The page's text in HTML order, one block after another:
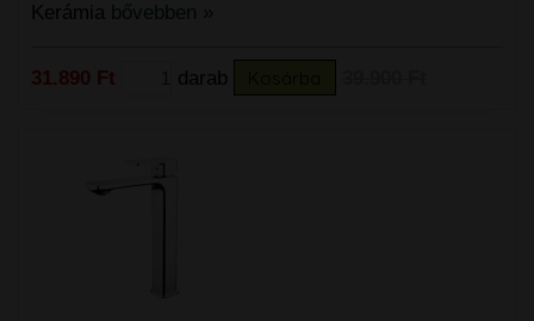
Kerámia bővebben »
31.890 Ft darab